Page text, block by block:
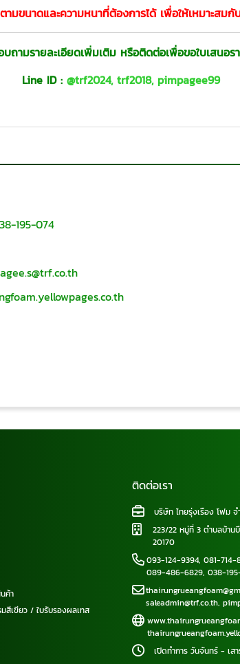
มขนาดและความหนาที่ต้องการได้ เพื่อให้เหมาะสมกั
บถามรายละเอียดเพิ่มเติม หรือติดต่อเพื่อขอใบเสนอร
Line ID : @trf2024, trf2018, pimpagee99
195-074
ค้า
สีเขียว / ใบรับรองผลเทส
ติดต่อเรา
บริษัท ไทยรุ่งเรือง โฟม จ
223/22 หมู่ที่ 3 ตำบลบ้าน
20170
093-124-9394, 081-714-
089-486-6829, 038-
saleadmin@trf.co.th,
เปิดทำการ วันจันทร์ - เ